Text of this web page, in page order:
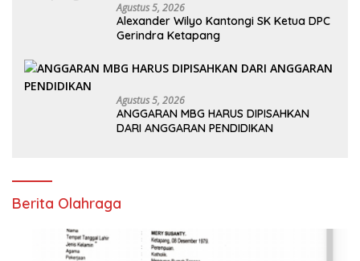
Agustus 5, 2026
Alexander Wilyo Kantongi SK Ketua DPC
Gerindra Ketapang
Agustus 5, 2026
ANGGARAN MBG HARUS DIPISAHKAN
DARI ANGGARAN PENDIDIKAN
Berita Olahraga